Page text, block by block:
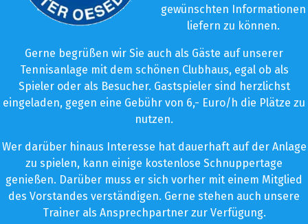
gewünschten Informationen
liefern zu können.
Gerne begrüßen wir Sie auch als Gäste auf unserer
Tennisanlage mit dem schönen Clubhaus, egal ob als
Spieler oder als Besucher. Gastspieler sind herzlichst
eingeladen, gegen eine Gebühr von 6,- Euro/h die Plätze zu
nutzen.
Wer darüber hinaus Interesse hat dauerhaft auf der Anlage
zu spielen, kann einige kostenlose Schnuppertage
genießen. Darüber muss er sich vorher mit einem Mitglied
des Vorstandes verständigen. Gerne stehen auch unsere
Trainer als Ansprechpartner zur Verfügung.